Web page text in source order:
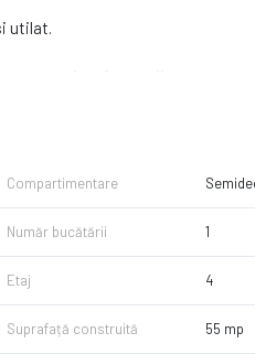
utilat.
Compartimentare
Număr bucătării 1
Etaj 4
Suprafață construită 55 mp